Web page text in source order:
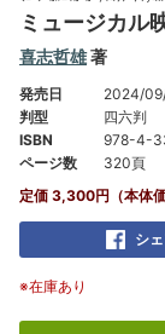
ミュージカル
喜志哲雄著
発売日
2024/
判型
四六判
ISBN
978-4-
ページ数
320頁
定価 3,300円（本体
シ
※在庫あり